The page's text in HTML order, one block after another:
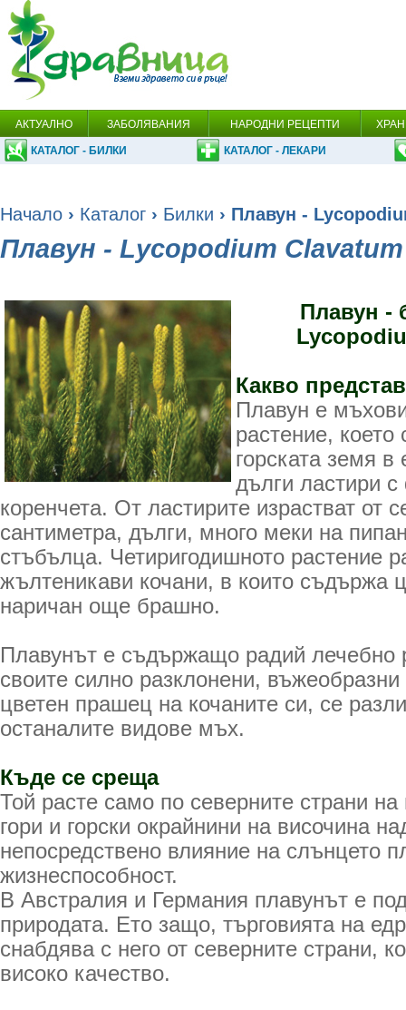
АКТУАЛНО ЗАБОЛЯВАНИЯ НАРОДНИ РЕЦЕПТИ
КАТАЛОГ - БИЛКИ КАТАЛОГ - ЛЕКАРИ
Начало › Каталог › Билки › Плавун -
Плавун - Lycopodium
Плавун -
Какво
Плавун е
растение, което
горската земя
дълги ластири
коренчета. От ластирите израстват от
сантиметра, дълги, много меки на
стъбълца. Четиригодишното растение
жълтеникави кочани, в които съдържа
наричан още брашно.
Плавунът е съдържащо радий лечебно
своите силно разклонени,
цветен прашец на кочаните си, се
останалите видове мъх.
Къде се среща
Той расте само по северните страни на
гори и горски окрайнини на височина
непосредствено влияние на слънцето
жизнеспособност.
В Австралия и Германия плавунът е
природата. Ето защо, търговията на
снабдява с него от северните страни,
високо качество.